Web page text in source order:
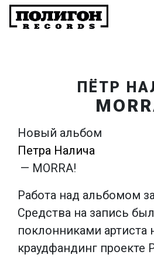
ПЁТР
Новый альбом
Петра Налича
— MORRA!
Работа над альбомом
Средства на запись
поклонниками артиста
краудфандинг проекте